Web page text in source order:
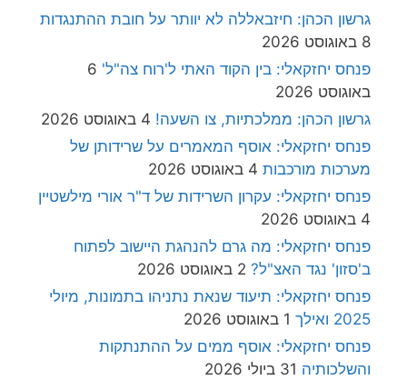
גרשון הכהן: חיזבאללה לא יוותר על חובת ההתנגדות
8 באוגוסט 2026
פנחס יחזקאלי: בין הקוד האתי ל'רוח צה"ל' 6
באוגוסט 2026
גרשון הכהן: ממלכתיות, צו השעה! 4 באוגוסט 2026
פנחס יחזקאלי: אוסף המאמרים על שרידותן של
מערכות מורכבות 4 באוגוסט 2026
פנחס יחזקאלי: עקרון השרידות של ד"ר אורי מילשטיין
4 באוגוסט 2026
פנחס יחזקאלי: מה גרם להנהגת היישוב לפתוח
ב'סזון' נגד האצ"ל? 2 באוגוסט 2026
פנחס יחזקאלי: תיעוד שנאת נתניהו בתמונות, מיולי
2025 ואילך
1 באוגוסט 2026
פנחס יחזקאלי: אוסף ממים על ההתנתקות
והשלכותיה 31 ביולי 2026